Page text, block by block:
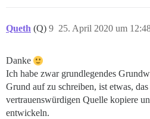
Queth (Q) 25. April 2020 um
9
Danke
Ich habe zwar grundlegendes
Grund auf zu schreiben, ist etwas,
vertrauenswürdigen Quelle kopiere
entwickeln.